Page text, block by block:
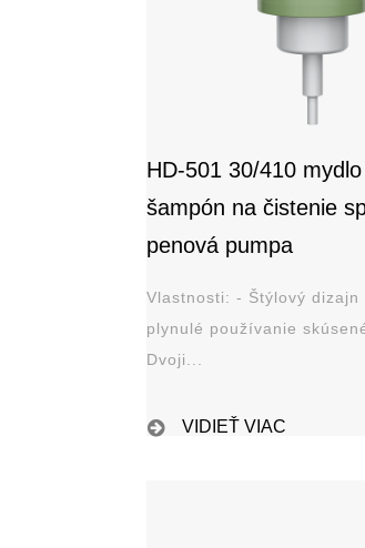
HD-501 30/410
šampón na čistenie
penová pumpa
Vlastnosti: - Štýlový dizajn - Pohodlné a
plynulé používanie
Dvoji...
VIDIEŤ VIAC